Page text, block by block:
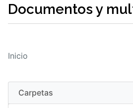
Documentos y
Inicio
Carpetas